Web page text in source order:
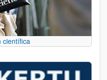
científica